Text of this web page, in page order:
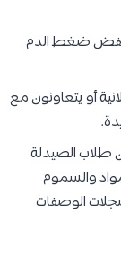
خفض ضغط الدم
أو يتعاونون مع
طلاب الصيدلة
والسموم
الوصفات